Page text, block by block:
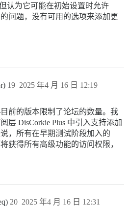
认为它可能在初始设置时允许
问题，没有可用的选项来添加更
2025 年4 月 16 日 12:19
19
前的版本限制了论坛的数量。我
层 DisCorkie Plus 中引入支持添加
，所有在早期测试阶段加入的
获得所有高级功能的访问权限，
2025 年4 月 16 日 12:31
20